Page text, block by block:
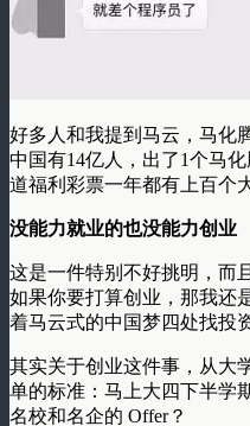
好多人和我提到马云，马化
中国有14亿人，出了1个马
道福利彩票一年都有上百个
没能力就业的也没能力创业
这是一件特别不好挑明，而
如果你要打算创业，那我还
着马云式的中国梦四处找投
其实关于创业这件事，从大
单的标准：马上大四下半学
名校和名企的 Offer？